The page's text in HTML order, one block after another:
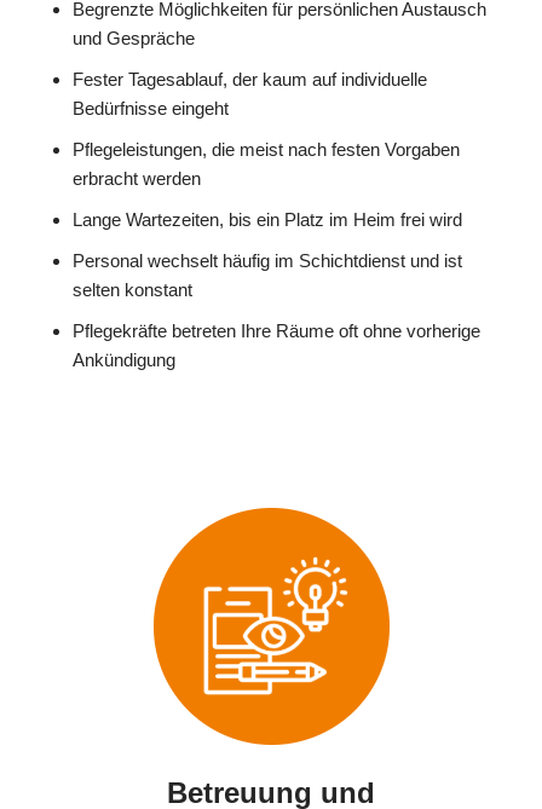
Begrenzte Möglichkeiten für persönlichen Austausch
und Gespräche
Fester Tagesablauf, der kaum auf individuelle
Bedürfnisse eingeht
Pflegeleistungen, die meist nach festen Vorgaben
erbracht werden
Lange Wartezeiten, bis ein Platz im Heim frei wird
Personal wechselt häufig im Schichtdienst und ist
selten konstant
Pflegekräfte betreten Ihre Räume oft ohne vorherige
Ankündigung
Betreuung und